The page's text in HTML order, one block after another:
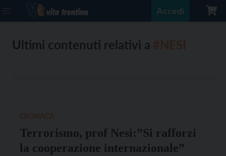
Accedi
Ultimi contenuti relativi a
Terrorismo, prof Nesi:”Si rafforzi
la cooperazione internazionale”